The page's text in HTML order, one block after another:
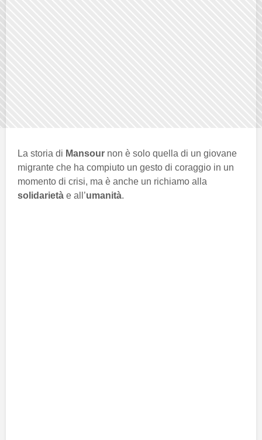
La storia di Mansour non è solo quella di un giovane
migrante che ha compiuto un gesto di coraggio in un
momento di crisi, ma è anche un richiamo alla
solidarietà e all’umanità.